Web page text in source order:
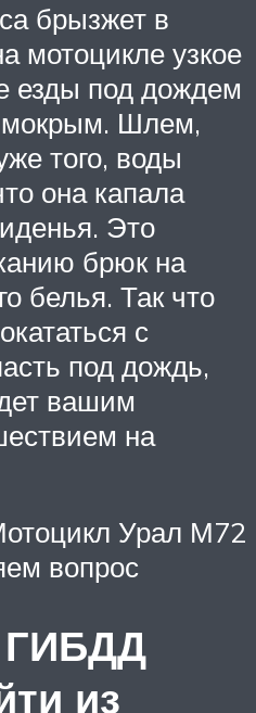
брызжет в
мотоцикле узкое
езды под дождем
Шлем,
того, воды
она капала
Это
брюк на
белья. Так что
с
под дождь,
вашим
на
Урал М72
вопрос
ГИБДД
из